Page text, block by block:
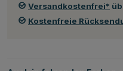
Versandkostenfrei*
Kostenfreie